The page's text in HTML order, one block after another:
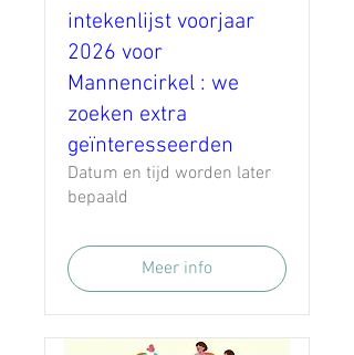
intekenlijst voorjaar
2026 voor
Mannencirkel : we
zoeken extra
geïnteresseerden
Datum en tijd worden later
bepaald
Meer info